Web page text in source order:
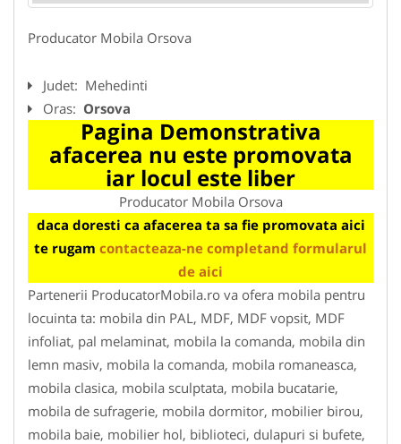
Producator Mobila Orsova
Judet: Mehedinti
Oras: Orsova
Pagina Demonstrativa
afacerea nu este promovata
iar locul este liber
Producator Mobila Orsova
daca doresti ca afacerea ta sa fie promovata aici
te rugam contacteaza-ne completand formularul
de aici
Partenerii ProducatorMobila.ro va ofera mobila pentru
locuinta ta: mobila din PAL, MDF, MDF vopsit, MDF
infoliat, pal melaminat, mobila la comanda, mobila din
lemn masiv, mobila la comanda, mobila romaneasca,
mobila clasica, mobila sculptata, mobila bucatarie,
mobila de sufragerie, mobila dormitor, mobilier birou,
mobila baie, mobilier hol, biblioteci, dulapuri si bufete,